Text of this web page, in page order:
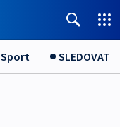
Sport SLEDOVAT